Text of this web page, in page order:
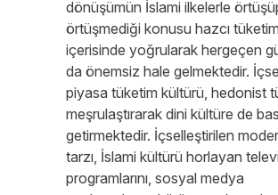
dönüşümün İslami ilkelerle
örtüşmediği konusu hazcı
içerisinde yoğrularak hergeçen
da önemsiz hale gelmektedir.
piyasa tüketim kültürü, hedonist
meşrulaştırarak dini kültüre de
getirmektedir. İçselleştirilen
tarzı, İslami kültürü horlayan
programlarını, sosyal medya